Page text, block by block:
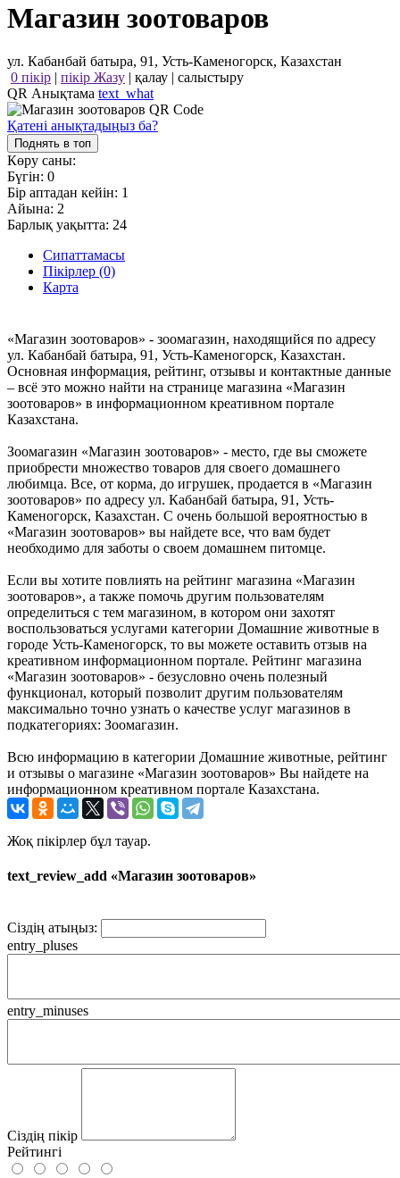
Магазин зоотоваров
ул. Кабанбай батыра, 91, Усть-Каменогорск, Казахстан
0 пікір | пікір Жазу | қалау | салыстыру
QR Анықтама text_what
Қатені анықтадыңыз ба?
Поднять в топ
Көру саны:
Бүгін: 0
Бір аптадан кейін: 1
Айына: 2
Барлық уақытта: 24
Сипаттамасы
Пікірлер (0)
Карта
«Магазин зоотоваров» - зоомагазин, находящийся по адресу
ул. Кабанбай батыра, 91, Усть-Каменогорск, Казахстан.
Основная информация, рейтинг, отзывы и контактные данные
– всё это можно найти на странице магазина «Магазин
зоотоваров» в информационном креативном портале
Казахстана.
Зоомагазин «Магазин зоотоваров» - место, где вы сможете
приобрести множество товаров для своего домашнего
любимца. Все, от корма, до игрушек, продается в «Магазин
зоотоваров» по адресу ул. Кабанбай батыра, 91, Усть-
Каменогорск, Казахстан. С очень большой вероятностью в
«Магазин зоотоваров» вы найдете все, что вам будет
необходимо для заботы о своем домашнем питомце.
Если вы хотите повлиять на рейтинг магазина «Магазин
зоотоваров», а также помочь другим пользователям
определиться с тем магазином, в котором они захотят
воспользоваться услугами категории Домашние животные в
городе Усть-Каменогорск, то вы можете оставить отзыв на
креативном информационном портале. Рейтинг магазина
«Магазин зоотоваров» - безусловно очень полезный
функционал, который позволит другим пользователям
максимально точно узнать о качестве услуг магазинов в
подкатегориях: Зоомагазин.
Всю информацию в категории Домашние животные, рейтинг
и отзывы о магазине «Магазин зоотоваров» Вы найдете на
информационном креативном портале Казахстана.
Жоқ пікірлер бұл тауар.
text_review_add «Магазин зоотоваров»
Сіздің атыңыз:
entry_pluses
entry_minuses
Сіздің пікір
Рейтингі